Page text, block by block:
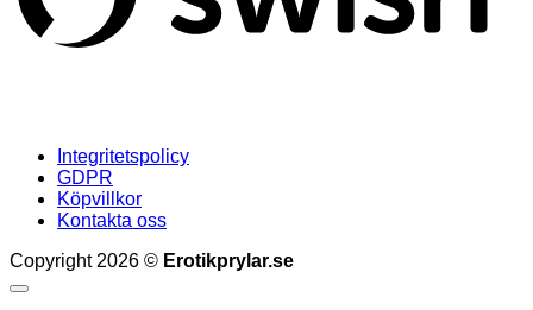
Integritetspolicy
GDPR
Köpvillkor
Kontakta oss
Copyright 2026 © Erotikprylar.se